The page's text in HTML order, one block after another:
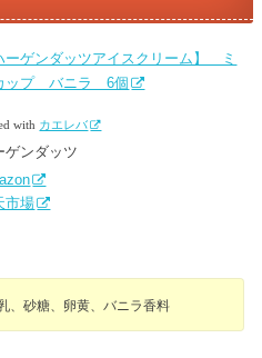
ーゲンダッツアイスクリーム】 ミ
ップ バニラ 6個
with カエレバ
ゲンダッツ
市場
、砂糖、卵黄、バニラ香料